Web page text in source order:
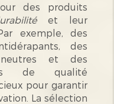
des produits
et leur
exemple, des
des
et des
de qualité
pour garantir
La sélection